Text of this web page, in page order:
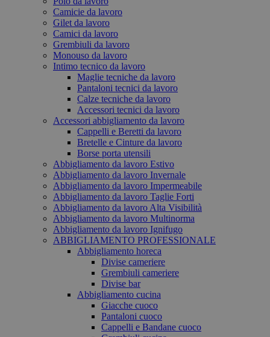
Camicie da lavoro
Gilet da lavoro
Camici da lavoro
Grembiuli da lavoro
Monouso da lavoro
Intimo tecnico da lavoro
Maglie tecniche da lavoro
Pantaloni tecnici da lavoro
Calze tecniche da lavoro
Accessori tecnici da lavoro
Accessori abbigliamento da lavoro
Cappelli e Beretti da lavoro
Bretelle e Cinture da lavoro
Borse porta utensili
Abbigliamento da lavoro Estivo
Abbigliamento da lavoro Invernale
Abbigliamento da lavoro Impermeabile
Abbigliamento da lavoro Taglie Forti
Abbigliamento da lavoro Alta Visibilità
Abbigliamento da lavoro Multinorma
Abbigliamento da lavoro Ignifugo
ABBIGLIAMENTO PROFESSIONALE
Abbigliamento horeca
Divise cameriere
Grembiuli cameriere
Divise bar
Abbigliamento cucina
Giacche cuoco
Pantaloni cuoco
Cappelli e Bandane cuoco